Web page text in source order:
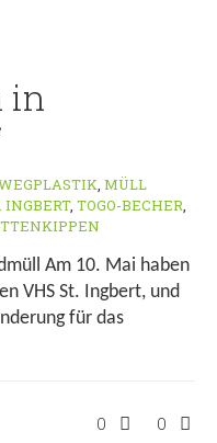
in
, MÜLL
INGBERT, TOGO-BECHER,
Am 10. Mai haben
VHS St. Ingbert, und
für das
0 0